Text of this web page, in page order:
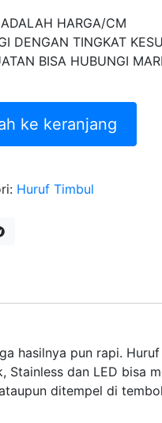
HARGA/CM
DENGAN TINGKAT
BISA HUBUNGI
ke keranjang
Huruf Timbul
hasilnya pun rapi.
dan LED bisa
ditempel di